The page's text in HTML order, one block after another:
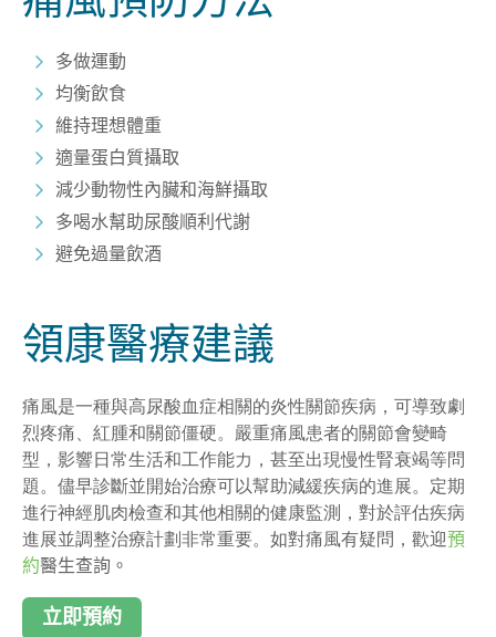
多做運動
均衡飲食
維持理想體重
適量蛋白質攝取
減少動物性內臟和海鮮攝取
多喝水幫助尿酸順利代謝
避免過量飲酒
領康醫療建議
痛風是一種與高尿酸血症相關的炎性關節疾病，可導致劇
烈疼痛、紅腫和關節僵硬。嚴重痛風患者的關節會變畸
型，影響日常生活和工作能力，甚至出現慢性腎衰竭等問
題。儘早診斷並開始治療可以幫助減緩疾病的進展。定期
進行神經肌肉檢查和其他相關的健康監測，對於評估疾病
進展並調整治療計劃非常重要。如對痛風有疑問，歡迎預
約醫生查詢。
立即預約